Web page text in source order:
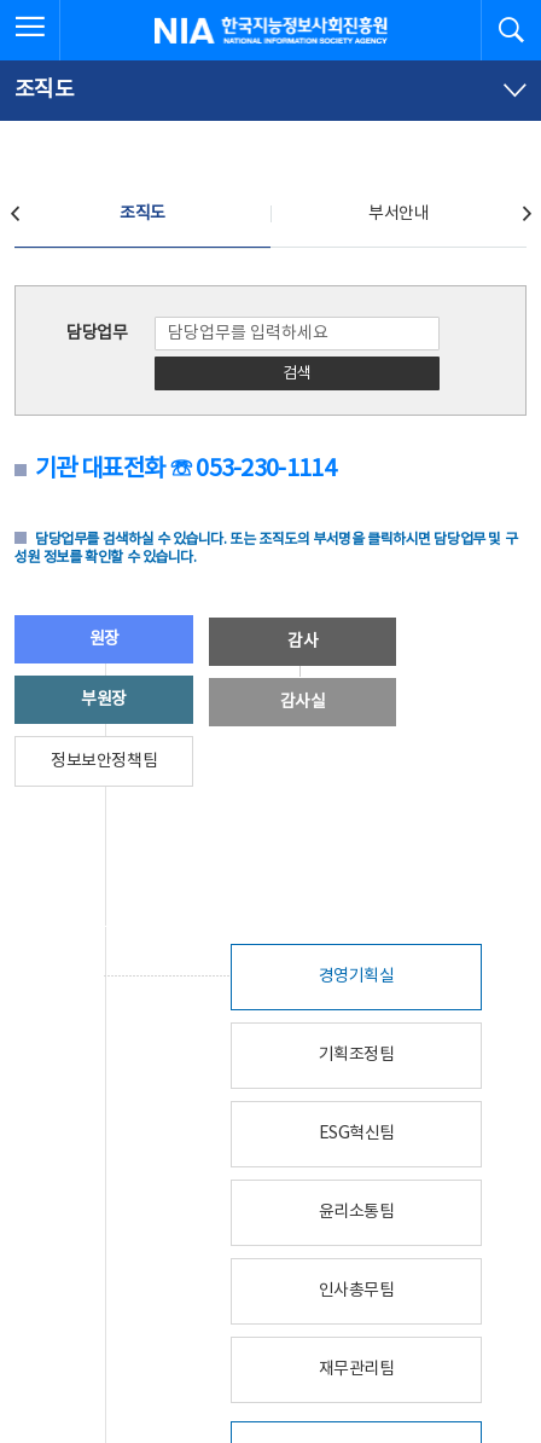
문
로
가
체
뉴
바
가
한국지능정보사회진흥원
조직도
조직도 부서안내
담당업무
검색
기관 대표전화 ☏ 053-230-1114
담당업무를 검색하실 수 있습니다. 또는 조직도의 부서명을 클릭하시면 담당업무 및 구
성원 정보를 확인할 수 있습니다.
원장
부원장
정보보안정책팀
감사
감사실
경영기획실
기획조정팀
ESG혁신팀
윤리소통팀
인사총무팀
재무관리팀